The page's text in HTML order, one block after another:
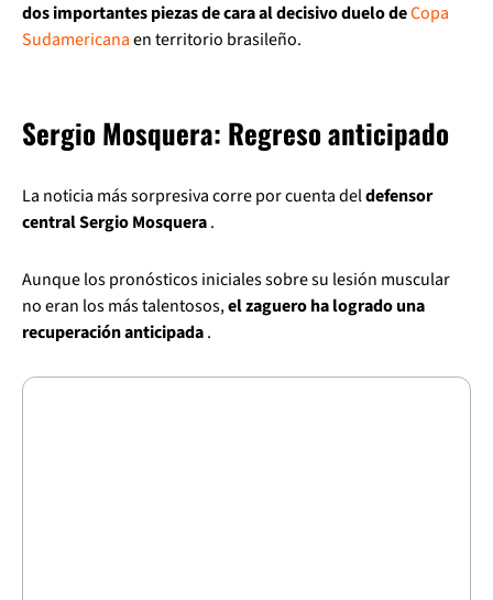
dos importantes piezas de cara al decisivo duelo deCopa
Sudamericanaen territorio brasileño.
Sergio Mosquera: Regreso anticipado
La noticia más sorpresiva corre por cuenta deldefensor
central Sergio Mosquera.
Aunque los pronósticos iniciales sobre su lesión muscular
no eran los más talentosos,el zaguero ha logrado una
recuperación anticipada.